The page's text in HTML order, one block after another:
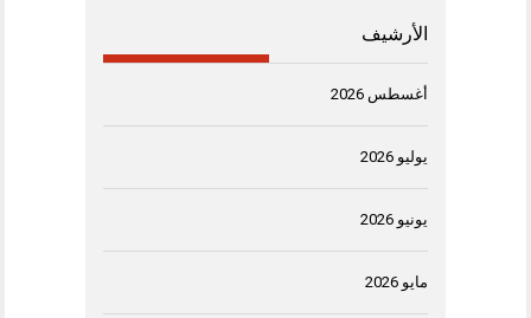
الأرشيف
أغسطس 2026
يوليو 2026
يونيو 2026
مايو 2026